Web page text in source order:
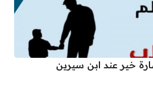
خير عند ابن سيرين